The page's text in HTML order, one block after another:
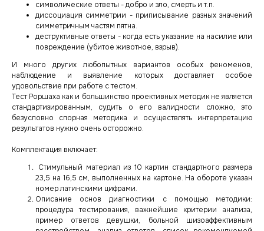
символические ответы - добро и зло, смерть и т.п.
диссоциация симметрии - приписывание разных значений
симметричным частям пятна.
деструктивные ответы - когда есть указание на насилие или
повреждение (убитое животное, взрыв).
И много других любопытных вариантов особых феноменов,
наблюдение и выявление которых доставляет особое
удовольствие при работе с тестом.
Тест Роршаха как и большинство проективных методик не является
стандартизированным, судить о его валидности сложно, это
безусловно спорная методика и осуществлять интерпретацию
результатов нужно очень осторожно.
Комплектация включает:
Стимульный материал из 10 картин стандартного размера
23,5 на 16,5 см, выполненных на картоне. На обороте указан
номер латинскими цифрами.
Описание основ диагностики с помощью методики:
процедура тестирования, важнейшие критерии анализа,
пример ответов девушки, больной шизоаффективным